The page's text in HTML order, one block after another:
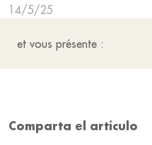
14/5/25
et vous présente :
Comparta el artículo